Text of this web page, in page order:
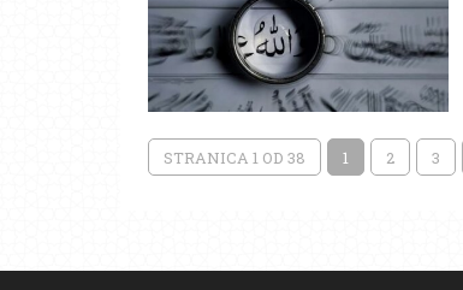
STRANICA 1 OD 38 1 2 3